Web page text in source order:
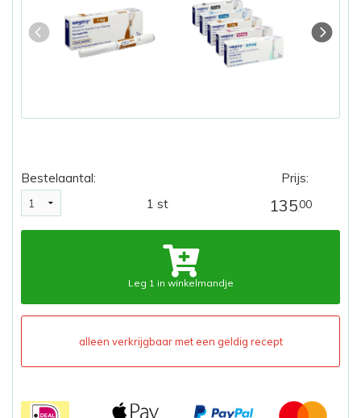
Bestelaantal:
1 st
Prijs:
135,00
Leg 1 in winkelmandje
alleen verkrijgbaar met een geldig recept